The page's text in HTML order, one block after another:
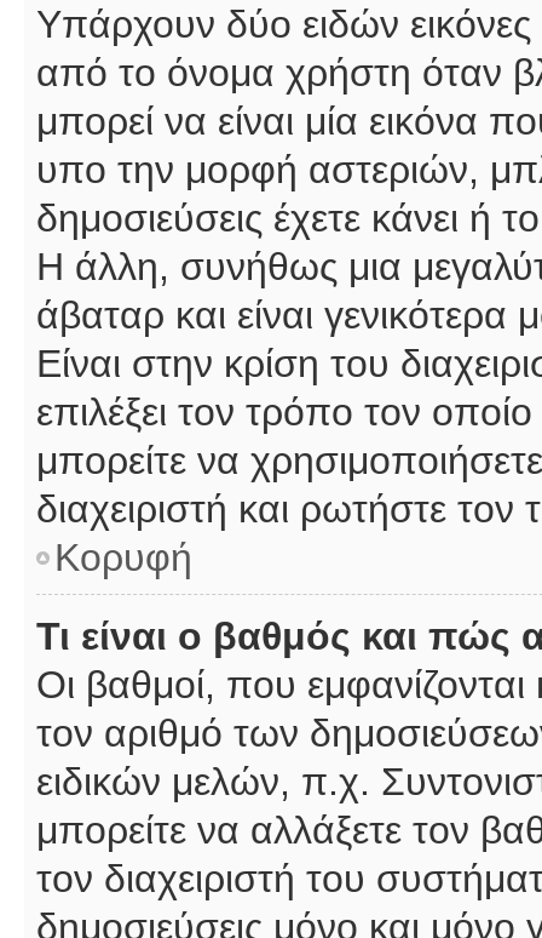
Υπάρχουν δύο ειδών
από το όνομα χρήστη όταν
μπορεί να είναι μία εικόνα
υπο την μορφή αστεριών,
δημοσιεύσεις έχετε κάνει
Η άλλη, συνήθως μια
άβαταρ και είναι
Είναι στην κρίση του
επιλέξει τον τρόπο τον
μπορείτε να
διαχειριστή και ρωτήστε τον
Κορυφή
Τι είναι ο βαθμός και
Οι βαθμοί, που
τον αριθμό των
ειδικών μελών, π.χ.
μπορείτε να αλλάξετε τον
τον διαχειριστή του
δημοσιεύσεις μόνο και